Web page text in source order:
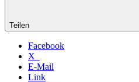
Teilen
Facebook
X
E-Mail
Link